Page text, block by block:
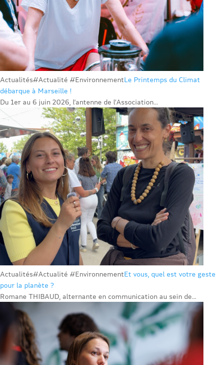
Actualités#Actualité #EnvironnementLe Printemps du Climat
débarque à Marseille !
Du 1er au 6 juin 2026, l’antenne de l’Association...
Actualités#Actualité #EnvironnementEt vous, quel est votre geste
pour la planète ?
Romane THIBAUD, alternante en communication au sein de...